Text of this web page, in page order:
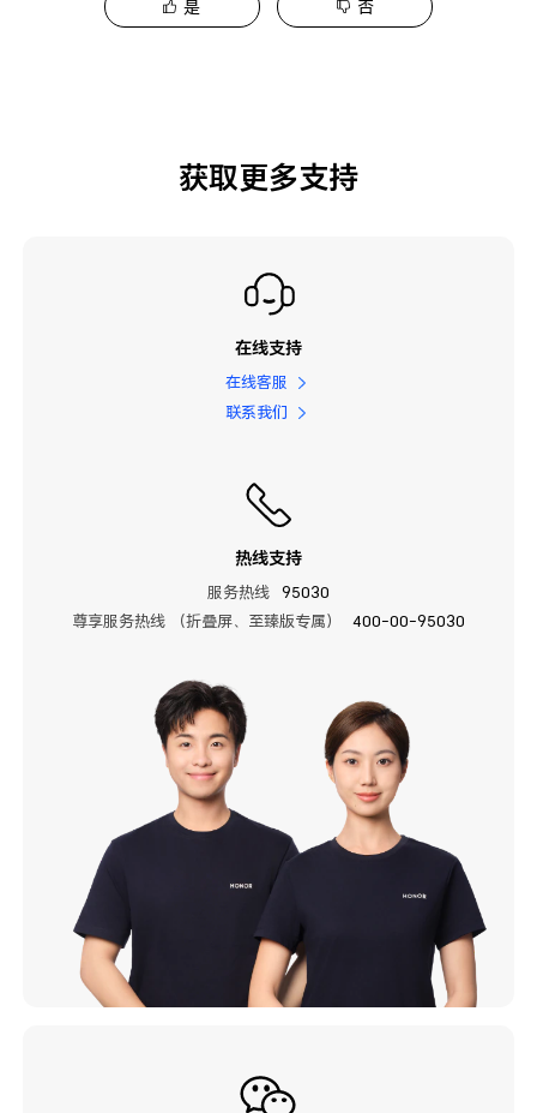
是 否
获取更多支持
在线支持
在线客服
联系我们
热线支持
服务热线
95030
尊享服务热线 （折叠屏、至臻版专属）
400-00-95030